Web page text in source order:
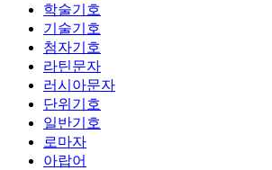
학술기호
기술기호
첨자기호
라틴문자
러시아문자
단위기호
일반기호
로마자
아랍어